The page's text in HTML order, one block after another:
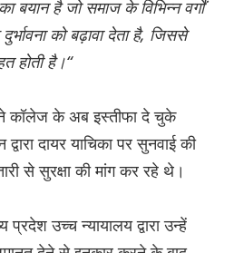
बयान है जो समाज के विभिन्न वर्गों
को बढ़ावा देता है, जिससे
होती है।“
कॉलेज के अब इस्तीफा दे चुके
दायर याचिका पर सुनवाई की
से सुरक्षा की मांग कर रहे थे।
उच्च न्यायालय द्वारा उन्हें